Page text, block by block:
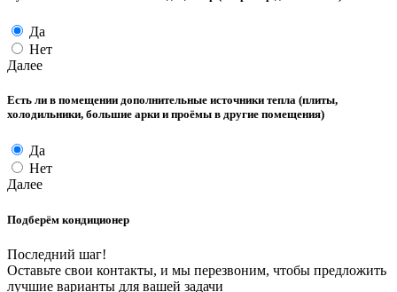
Да
Нет
Далее
Есть ли в помещении дополнительные источники тепла (плиты,
холодильники, большие арки и проёмы в другие помещения)
Да
Нет
Далее
Подберём кондиционер
Последний шаг!
Оставьте свои контакты, и мы перезвоним, чтобы предложить
лучшие варианты для вашей задачи